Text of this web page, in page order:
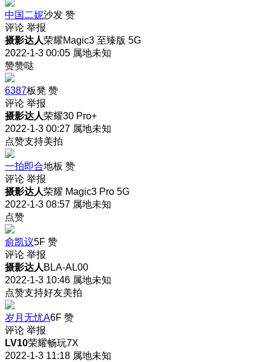
中国二妮沙发 赞
评论 举报
摄影达人荣耀Magic3 至臻版 5G
2022-1-3 00:05 属地未知
赞赞哒
6387板凳 赞
评论 举报
摄影达人荣耀30 Pro+
2022-1-3 00:27 属地未知
点赞支持美拍
一拍即合地板 赞
评论 举报
摄影达人荣耀 Magic3 Pro 5G
2022-1-3 08:57 属地未知
点赞
俞凯议5F 赞
评论 举报
摄影达人 BLA-AL00
2022-1-3 10:46 属地未知
点赞支持好友美拍
岁月无忧A6F 赞
评论 举报
LV10荣耀畅玩7X
2022-1-3 11:18 属地未知